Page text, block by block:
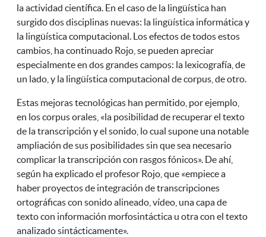
la actividad científica. En el caso de la lingüística han
surgido dos disciplinas nuevas: la lingüística informática y
la lingüística computacional. Los efectos de todos estos
cambios, ha continuado Rojo, se pueden apreciar
especialmente en dos grandes campos: la lexicografía, de
un lado, y la lingüística computacional de corpus, de otro.
Estas mejoras tecnológicas han permitido, por ejemplo,
en los corpus orales, «la posibilidad de recuperar el texto
de la transcripción y el sonido, lo cual supone una notable
ampliación de sus posibilidades sin que sea necesario
complicar la transcripción con rasgos fónicos». De ahí,
según ha explicado el profesor Rojo, que «empiece a
haber proyectos de integración de transcripciones
ortográficas con sonido alineado, vídeo, una capa de
texto con información morfosintáctica u otra con el texto
analizado sintácticamente».